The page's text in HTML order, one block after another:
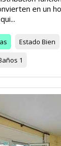
en un
Estado Bien
1